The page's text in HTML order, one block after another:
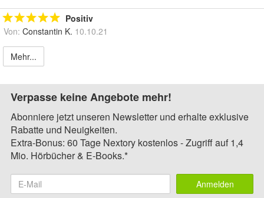
Positiv
Von: Constantin K. 10.10.21
Mehr...
Verpasse keine Angebote mehr!
Abonniere jetzt unseren Newsletter und erhalte exklusive
Rabatte und Neuigkeiten.
Extra-Bonus: 60 Tage Nextory kostenlos - Zugriff auf 1,4
Mio. Hörbücher & E-Books.*
Anmelden